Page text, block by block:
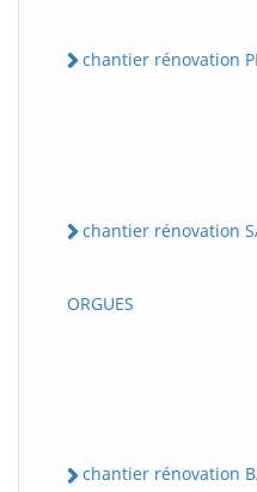
chantier rénovation
chantier rénovation
ORGUES
chantier rénovation